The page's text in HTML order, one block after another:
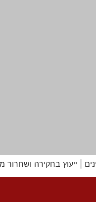
| ייעוץ בחקירה ושחרור